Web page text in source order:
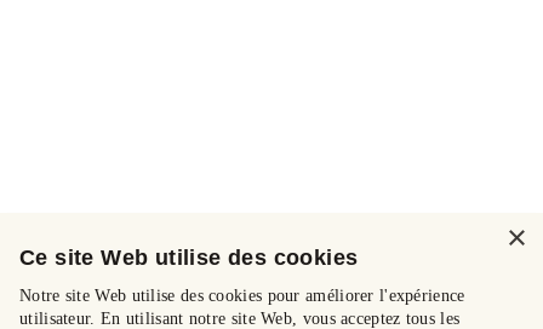
×
Ce site Web utilise des cookies
Notre site Web utilise des cookies pour améliorer l'expérience
utilisateur. En utilisant notre site Web, vous acceptez tous les